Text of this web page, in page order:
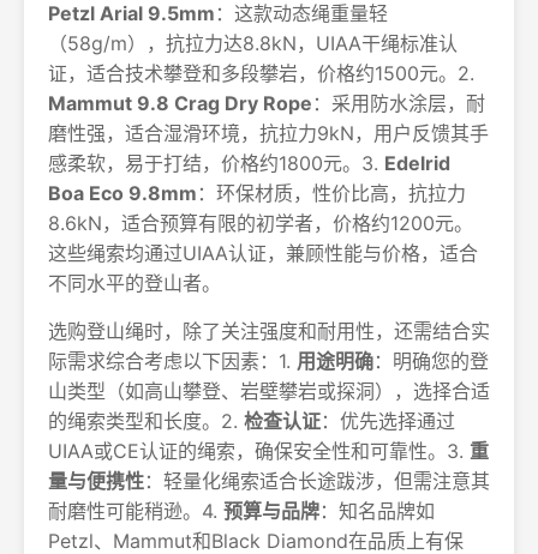
Petzl Arial 9.5mm ：这款动态绳重量轻
（58g/m），抗拉力达8.8kN，UIAA干绳标准认
证，适合技术攀登和多段攀岩，价格约1500元。2.
Mammut 9.8 Crag Dry Rope ：采用防水涂层，耐
磨性强，适合湿滑环境，抗拉力9kN，用户反馈其手
感柔软，易于打结，价格约1800元。3. Edelrid
Boa Eco 9.8mm ：环保材质，性价比高，抗拉力
8.6kN，适合预算有限的初学者，价格约1200元。
这些绳索均通过UIAA认证，兼顾性能与价格，适合
不同水平的登山者。
选购登山绳时，除了关注强度和耐用性，还需结合实
际需求综合考虑以下因素：1. 用途明确：明确您的登
山类型（如高山攀登、岩壁攀岩或探洞），选择合适
的绳索类型和长度。2. 检查认证：优先选择通过
UIAA或CE认证的绳索，确保安全性和可靠性。3. 重
量与便携性：轻量化绳索适合长途跋涉，但需注意其
耐磨性可能稍逊。4. 预算与品牌：知名品牌如
Petzl、Mammut和Black Diamond在品质上有保